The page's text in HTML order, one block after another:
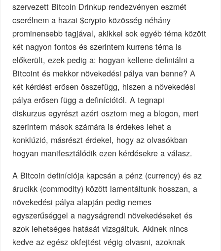
szervezett Bitcoin Drinkup rendezvényen eszmét
cserélnem a hazai $crypto közösség néhány
prominensebb tagjával, akikkel sok egyéb téma között
két nagyon fontos és szerintem kurrens téma is
előkerült, ezek pedig a: hogyan kellene definiálni a
Bitcoint és mekkor növekedési pálya van benne? A
két kérdést erősen összefügg, hiszen a növekedési
pálya erősen függ a definíciótól. A tegnapi
diskurzus egyrészt azért osztom meg a blogon, mert
szerintem mások számára is érdekes lehet a
konklúzió, másrészt érdekel, hogy az olvasókban
hogyan manifesztálódik ezen kérdésekre a válasz.
A Bitcoin definíciója kapcsán a pénz (currency) és az
árucikk (commodity) között lamentáltunk hosszan, a
növekedési pálya alapján pedig nemes
egyszerűséggel a nagyságrendi növekedéseket és
azok lehetséges hatását vizsgáltuk. Akinek nincs
kedve az egész okfejtést végig olvasni, azoknak